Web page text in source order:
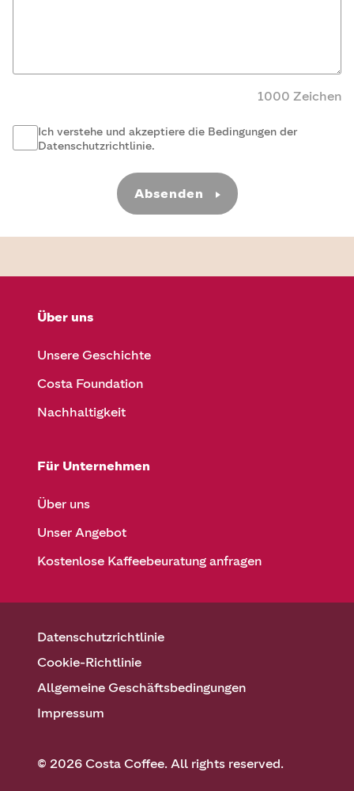
1000 Zeichen
Ich verstehe und akzeptiere die Bedingungen der
Datenschutzrichtlinie.
Absenden
Über uns
Unsere Geschichte
Costa Foundation
Nachhaltigkeit
Für Unternehmen
Über uns
Unser Angebot
Kostenlose Kaffeebeuratung anfragen
Datenschutzrichtlinie
Cookie-Richtlinie
Allgemeine Geschäftsbedingungen
Impressum
© 2026 Costa Coffee. All rights reserved.